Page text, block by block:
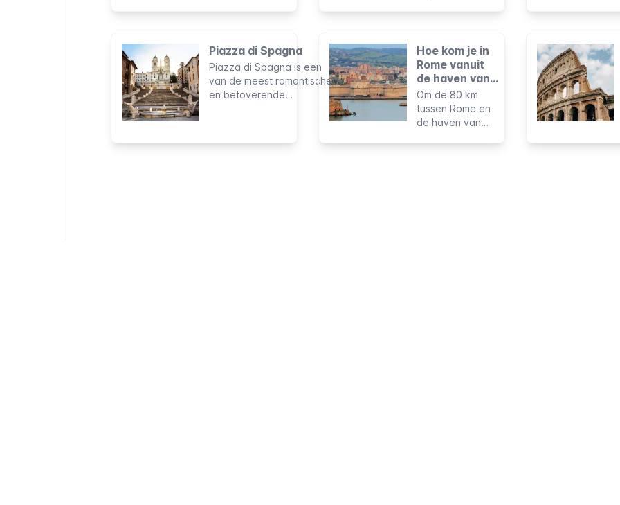
dezelfde
tarieven. Zo kun
je nóg
makkelijker de
openbaar
beste uit komt.
luchthaven
Fiumicino, de
haven van
andere
toeristische
trekpleisters.
Piazza di Spagna
Piazza di Spagna is een
van de meest romantische
en betoverende
Hoe kom je in
Rome vanuit
de haven van
Civitavecchia?
Om de 80 km
tussen Rome en
de haven van